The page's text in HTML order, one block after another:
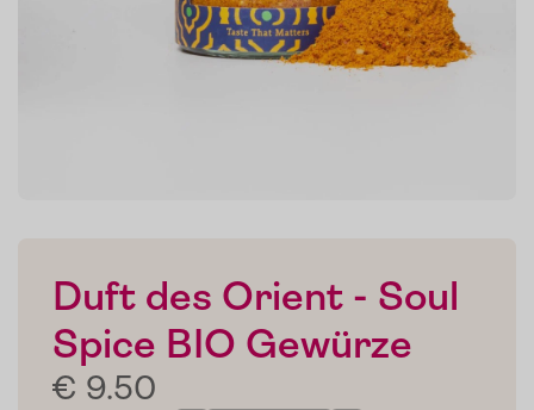
Duft des Orient - Soul
Spice BIO Gewürze
€ 9.50